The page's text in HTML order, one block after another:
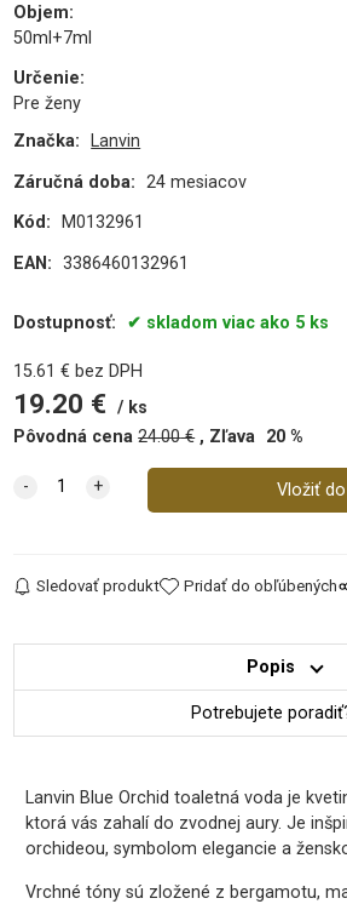
Objem:
50ml+7ml
Určenie:
Pre ženy
Značka:
Lanvin
Záručná doba: 24 mesiacov
Kód: M0132961
EAN: 3386460132961
Dostupnosť: skladom viac ako 5 ks
15.61 € bez DPH
19.20 €
ks
Pôvodná cena 24.00€ Zľava 20 %
Sledovať produkt Pridať do obľúbených
Popis
Potrebujete
Lanvin Blue Orchid toaletná voda je
ktorá vás zahalí do zvodnej aury. Je
orchideou, symbolom elegancie a
Vrchné tóny sú zložené z bergamotu,